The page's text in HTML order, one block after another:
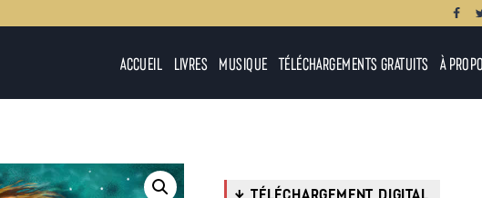
ACCUEIL LIVRES MUSIQUE TÉLÉCHARGEMENTS GRATUITS À